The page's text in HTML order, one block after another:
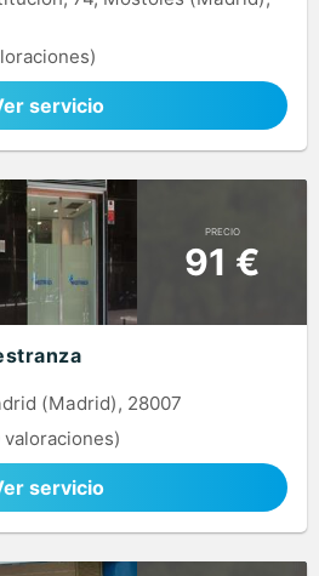
servicio
PRECIO
91 €
(Madrid), 28007
valoraciones)
servicio